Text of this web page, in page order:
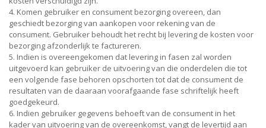
4. Komen gebruiker en consument bezorging overeen, dan
geschiedt bezorging van aankopen voor rekening van de
consument. Gebruiker behoudt het recht bij levering de kosten voor
bezorging afzonderlijk te factureren.
5. Indien is overeengekomen dat levering in fasen zal worden
uitgevoerd kan gebruiker de uitvoering van die onderdelen die tot
een volgende fase behoren opschorten tot dat de consument de
resultaten van de daaraan voorafgaande fase schriftelijk heeft
goedgekeurd.
6. Indien gebruiker gegevens behoeft van de consument in het
kader van uitvoering van de overeenkomst, vangt de levertijd aan